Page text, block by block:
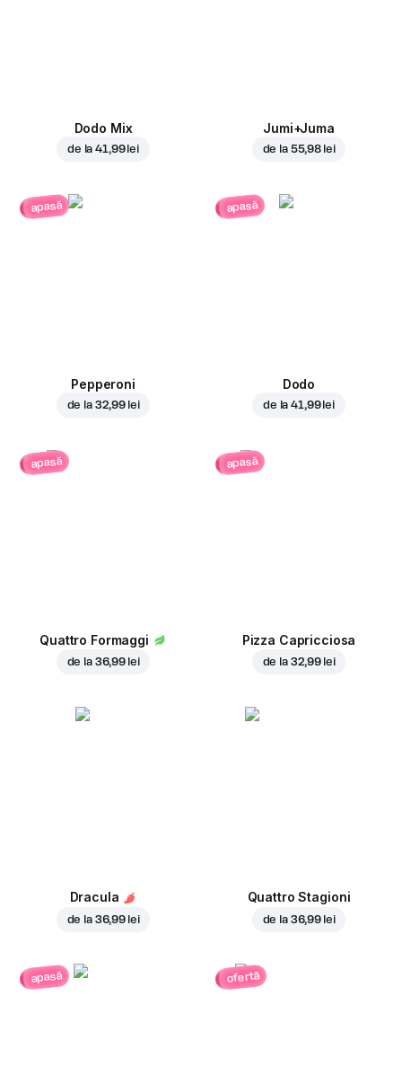
Dodo Mix
de la41,99 lei
Jumi+Juma
de la 55,98 lei
apasă
Pepperoni
de la 32,99 lei
apasă
Dodo
de la41,99 lei
apasă
Quattro Formaggi
de la 36,99 lei
apasă
Pizza Capricciosa
de la 32,99 lei
Dracula
de la 36,99 lei
Quattro Stagioni
de la 36,99 lei
apasă ofertă